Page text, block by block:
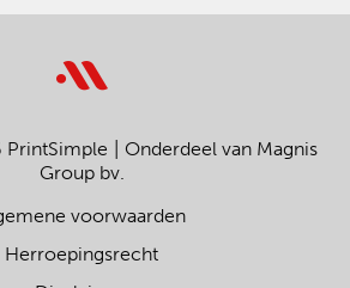
Onderdeel van Magnis
Group bv.
voorwaarden
Herroepingsrecht